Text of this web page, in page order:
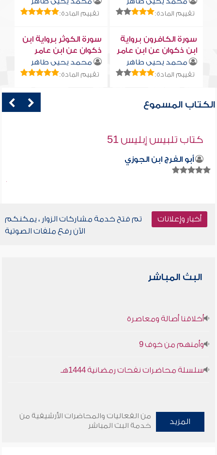
تقييم المادة: تقييم المادة:
سورة الكافرون برواية
ابن ذكوان عن ابن عامر
محمد يحيى طاهر
تقييم المادة:
سورة الكوثر برواية ابن
ذكوان عن ابن عامر
محمد يحيى طاهر
تقييم المادة:
الكتاب المسموع
كتاب تلبيس إبليس 51
أبو الفرج ابن الجوزي
أخبار وإعلانات
تم فتح خدمة مشاركات الزوار ، يمكنكم
الآن رفع ملفات الصوتية
البث المباشر
أخلاقنا أصالة ومعاصرة
وأمنهم من خوف 9
سلسلة محاضرات نفحات رمضانية 1444هـ
المزيد
من الفعاليات والمحاضرات الأرشيفية من
خدمة البث المباشر